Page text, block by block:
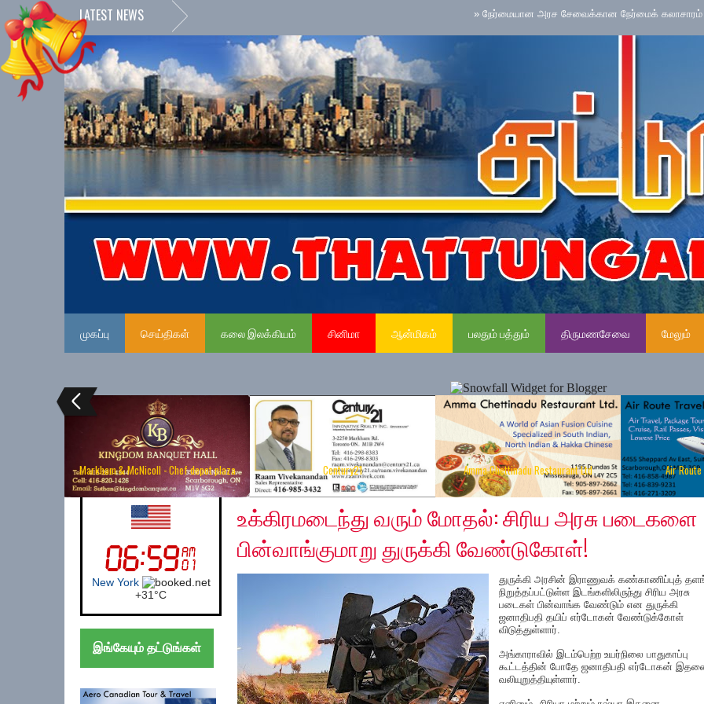
LATEST NEWS நேர்மையான அரச சேவைக்கான நேர்மைக் கலாசாரம் தேசிய
முகப்பு செய்திகள் கலை இலக்கியம் சினிமா ஆன்மிகம் பலதும் பத்தும் திருமணசேவை மேலும்
Markham & McNicoll - Chef depot plaza Century21 Amma Chettinadu Restaurant Ltd Air
UK (London)
London
+27°C
இங்கேயும் தட்டுங்கள்
Saturday, February 29, 2020
உக்கிரமடைந்து வரும் மோதல்: சிரிய அரசு படைகளை
பின்வாங்குமாறு துருக்கி வேண்டுகோள்!
துருக்கி அரசின் இராணுவக் கண்காணிப்புத்
நிறுத்தப்பட்டுள்ள இடங்களிலிருந்து சிரிய அரசு
படைகள் பின்வாங்க வேண்டும் என துருக்கி
ஜனாதிபதி தயிப் எர்டோகன் வேண்டுக்கோள்
விடுத்துள்ளார்.
அங்காராவில் இடம்பெற்ற உயர்நிலை பாதுகாப்பு
கூட்டத்தின் போதே ஜனாதிபதி எர்டோகன்
வலியுறுத்தியுள்ளார்.